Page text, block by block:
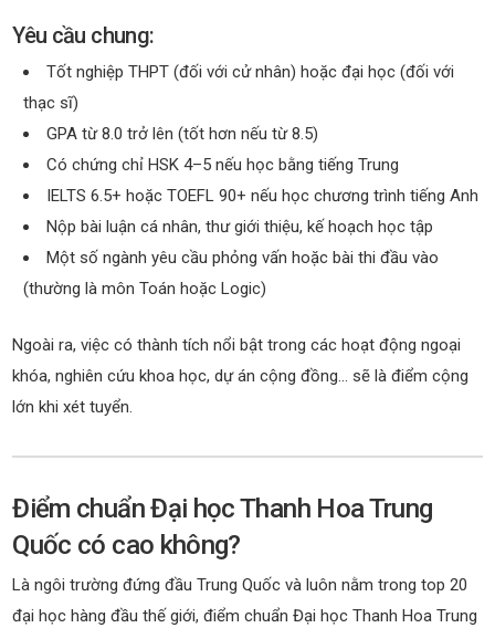
Yêu cầu chung:
Tốt nghiệp THPT (đối với cử nhân) hoặc đại học (đối với
thạc sĩ)
GPA từ 8.0 trở lên (tốt hơn nếu từ 8.5)
Có chứng chỉ HSK 4–5 nếu học bằng tiếng Trung
IELTS 6.5+ hoặc TOEFL 90+ nếu học chương trình tiếng Anh
Nộp bài luận cá nhân, thư giới thiệu, kế hoạch học tập
Một số ngành yêu cầu phỏng vấn hoặc bài thi đầu vào
(thường là môn Toán hoặc Logic)
Ngoài ra, việc có thành tích nổi bật trong các hoạt động ngoại
khóa, nghiên cứu khoa học, dự án cộng đồng… sẽ là điểm cộng
lớn khi xét tuyển.
Điểm chuẩn Đại học Thanh Hoa Trung
Quốc có cao không?
Là ngôi trường đứng đầu Trung Quốc và luôn nằm trong top 20
đại học hàng đầu thế giới, điểm chuẩn Đại học Thanh Hoa Trung